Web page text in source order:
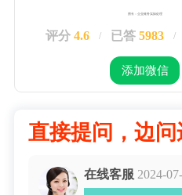
擅长：企业账务实操处理
评分 4.6 / 已答 5983 /
添加微信
直接提问，边问
在线客服 2024-